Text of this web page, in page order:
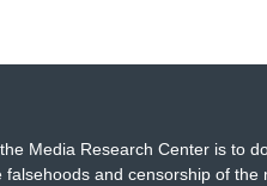
Media Research Center is to
falsehoods and censorship of the